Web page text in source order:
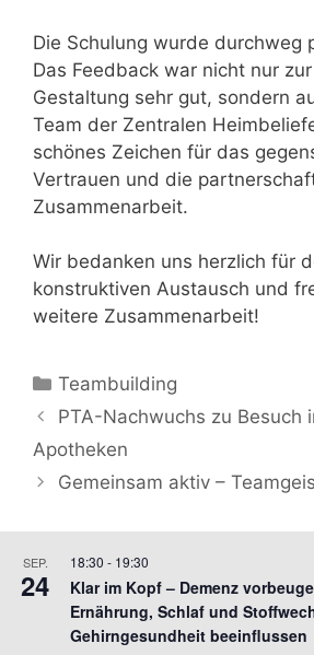
Die Schulung wurde durchweg
Das Feedback war nicht nur
Gestaltung sehr gut, sondern
Team der Zentralen
schönes Zeichen für das
Vertrauen und die
Zusammenarbeit.
Wir bedanken uns herzlich für
konstruktiven Austausch und
weitere Zusammenarbeit!
Kategorien
Teambuilding
PTA-Nachwuchs zu Besuch
Apotheken
Gemeinsam aktiv –
SEP.
24
18:30 - 19:30
Klar im Kopf – Demenz
Ernährung, Schlaf und
Gehirngesundheit beeinflussen